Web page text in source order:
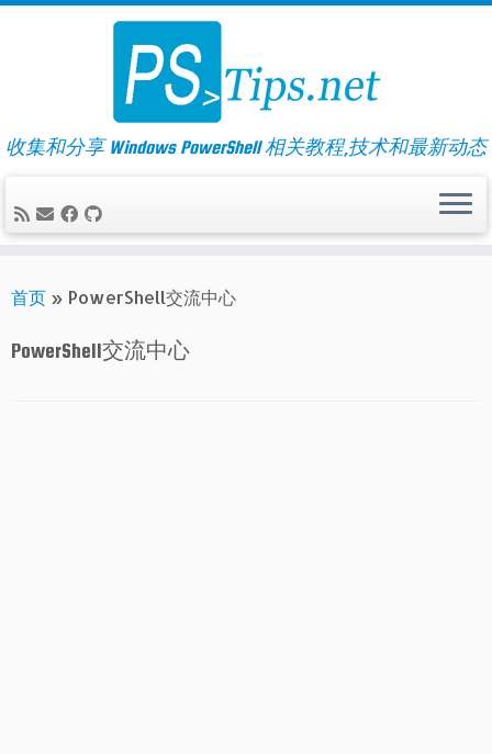
Skip
收集和分享 Windows PowerShell 相关教程,技术和最新动态
首页 » PowerShell交流中心
PowerShell交流中心